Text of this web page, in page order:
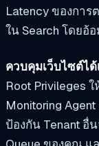
Latency ของการ
ใน Search โดยอ้อ
ควบคุมเว็บไซต์ไ
Root Privileges
Monitoring
ป้องกัน Tenant อื่